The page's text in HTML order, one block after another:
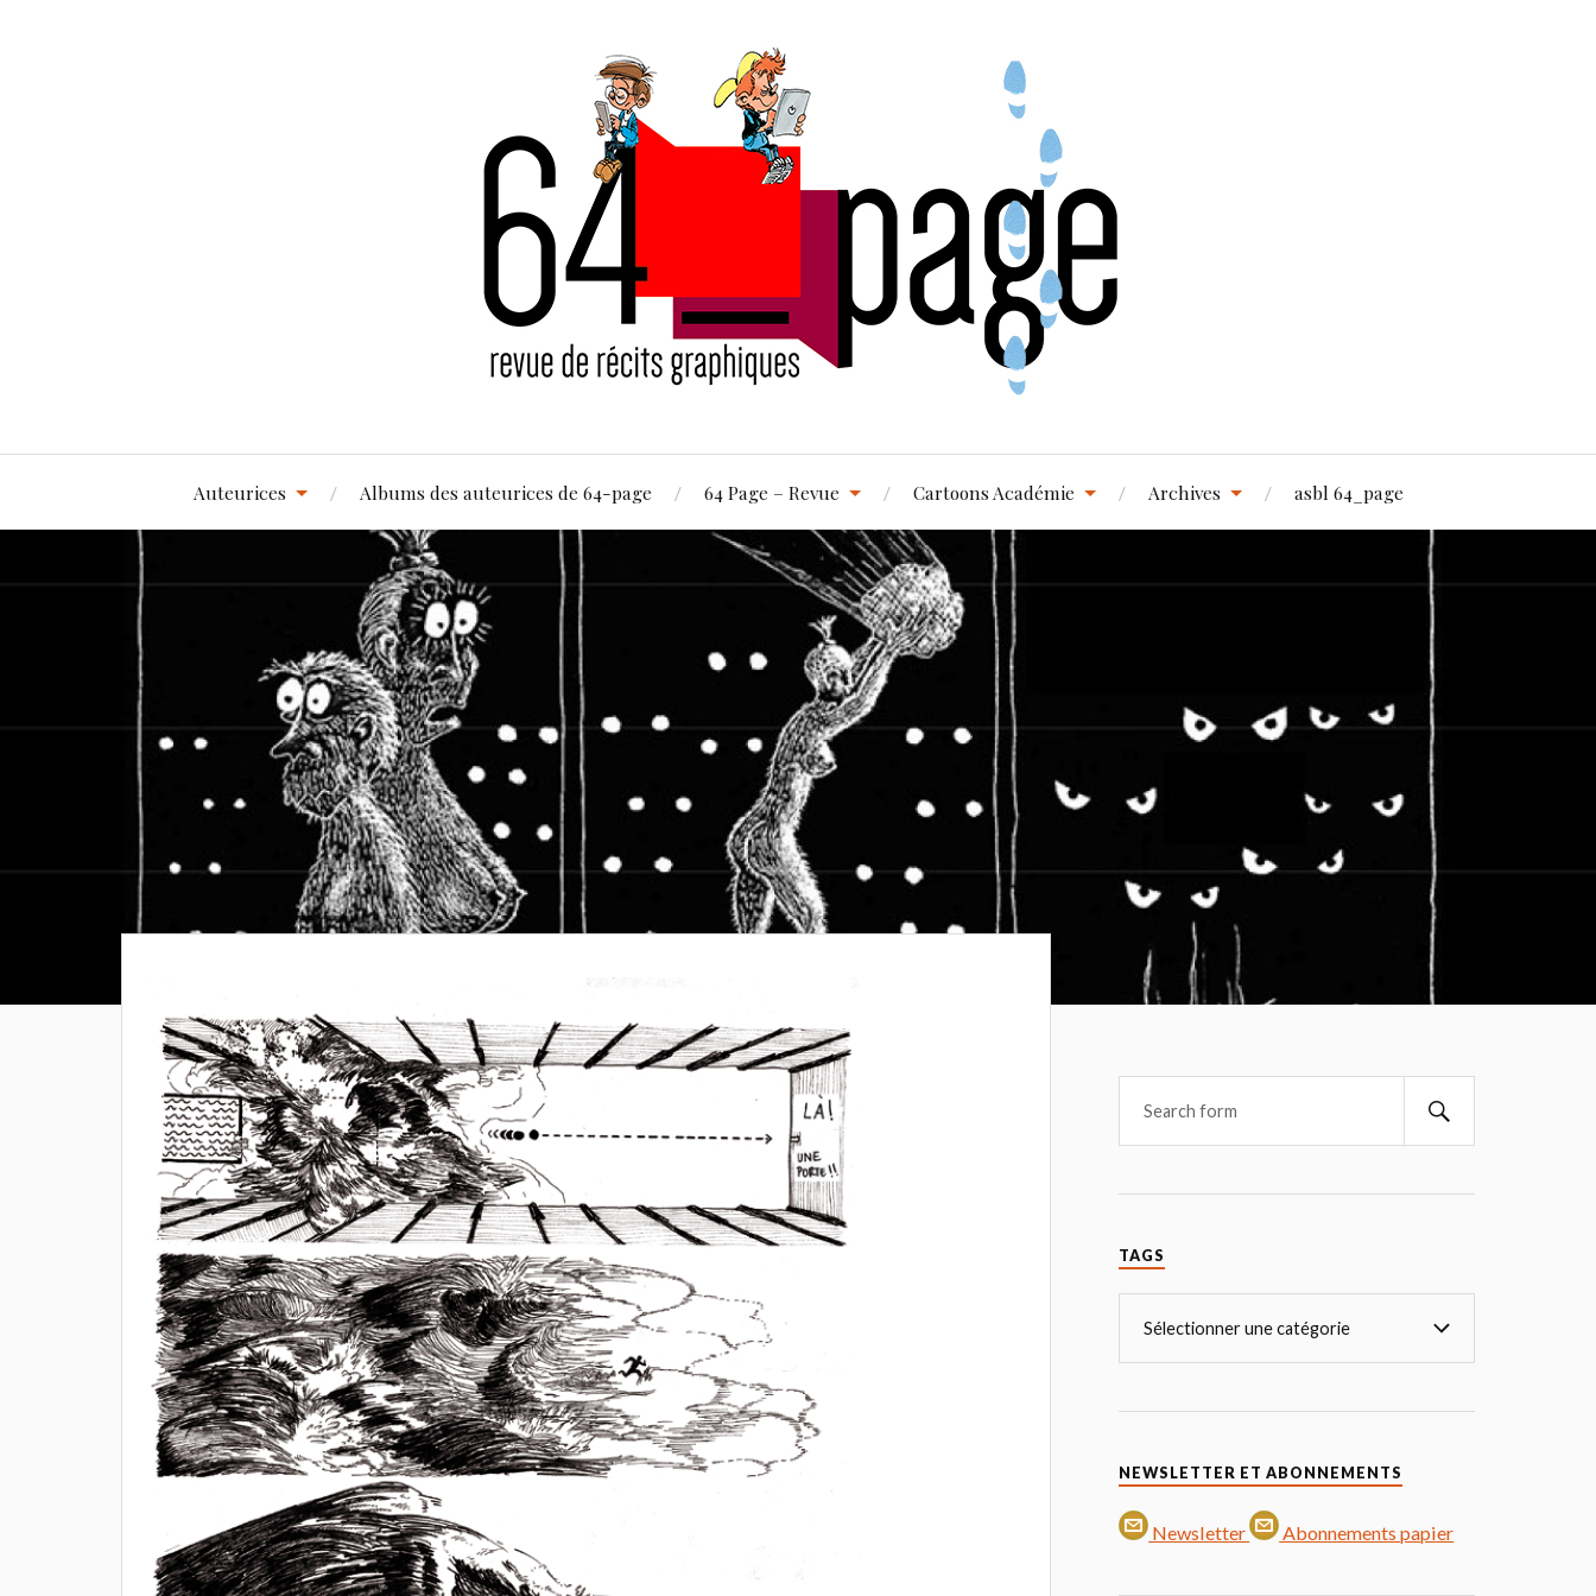
Auteurices Albums des auteurices de 64-page 64 Page – Revue Cartoons Académie Archives asbl 64_page
TAGS
NEWSLETTER ET ABONNEMENTS
Newsletter Abonnements papier